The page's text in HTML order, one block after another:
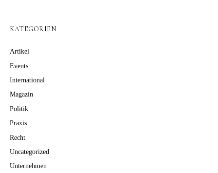
KATEGORIEN
Artikel
Events
International
Magazin
Politik
Praxis
Recht
Uncategorized
Unternehmen